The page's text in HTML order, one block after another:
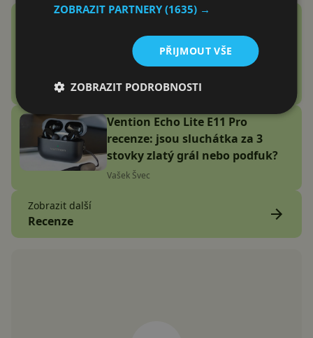
Google Fitbit Air recenze:
Náramek bez displeje je přesně
to zařízení, které jsem
potřeboval
Adam Kurfürst
Vention Echo Lite E11 Pro
recenze: jsou sluchátka za 3
stovky zlatý grál nebo podfuk?
Vašek Švec
Zobrazit další
Recenze
ZOBRAZIT PARTNERY(1635) →
PŘIJMOUT VŠE
ZOBRAZIT PODROBNOSTI